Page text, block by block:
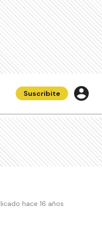
Suscribite
hace 16 años